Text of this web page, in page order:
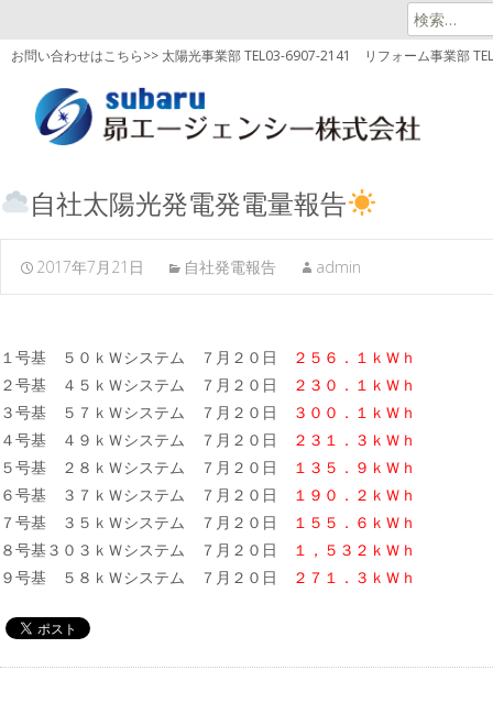
検
索:
お問い合わせはこちら>> 太陽光事業部 TEL03-6907-2141 リフォーム事業部
自社太陽光発電発電量報告
2017年7月21日 自社発電報告 admin
１号基 ５０ｋＷシステム ７月２０日
２５６．１ｋＷｈ
２号基 ４５ｋＷシステム ７月２０日
２３０．１ｋＷｈ
３号基 ５７ｋＷシステム ７月２０日
３００．１ｋＷｈ
４号基 ４９ｋＷシステム ７月２０日
２３１．３ｋＷｈ
５号基 ２８ｋＷシステム ７月２０日
１３５．９ｋＷｈ
６号基 ３７ｋＷシステム ７月２０日
１９０．２ｋＷｈ
７号基 ３５ｋＷシステム ７月２０日
１５５．６ｋＷｈ
８号基３０３ｋＷシステム ７月２０日
１，５３２ｋＷｈ
９号基 ５８ｋＷシステム ７月２０日
２７１．３ｋＷｈ